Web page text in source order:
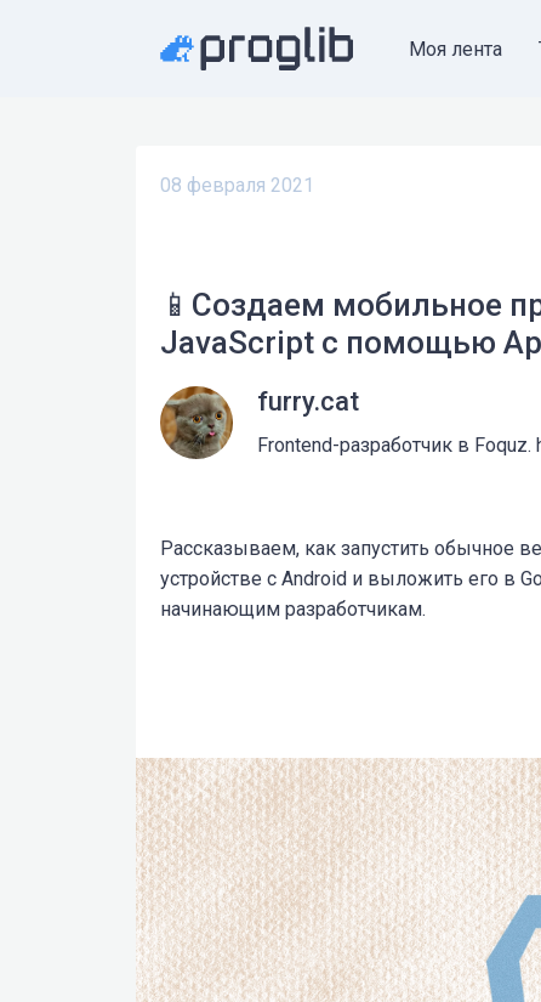
Моя лента
08 февраля 2021
📱Создаем мобильное
JavaScript с помощью
furry.cat
Frontend-разработчик в
Рассказываем, как запустить обычное
устройстве с Android и выложить его в
начинающим разработчикам.